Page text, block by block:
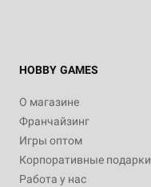
HOBBY GAMES
О магазине
Франчайзинг
Игры оптом
Корпоративные подарки
Работа у нас